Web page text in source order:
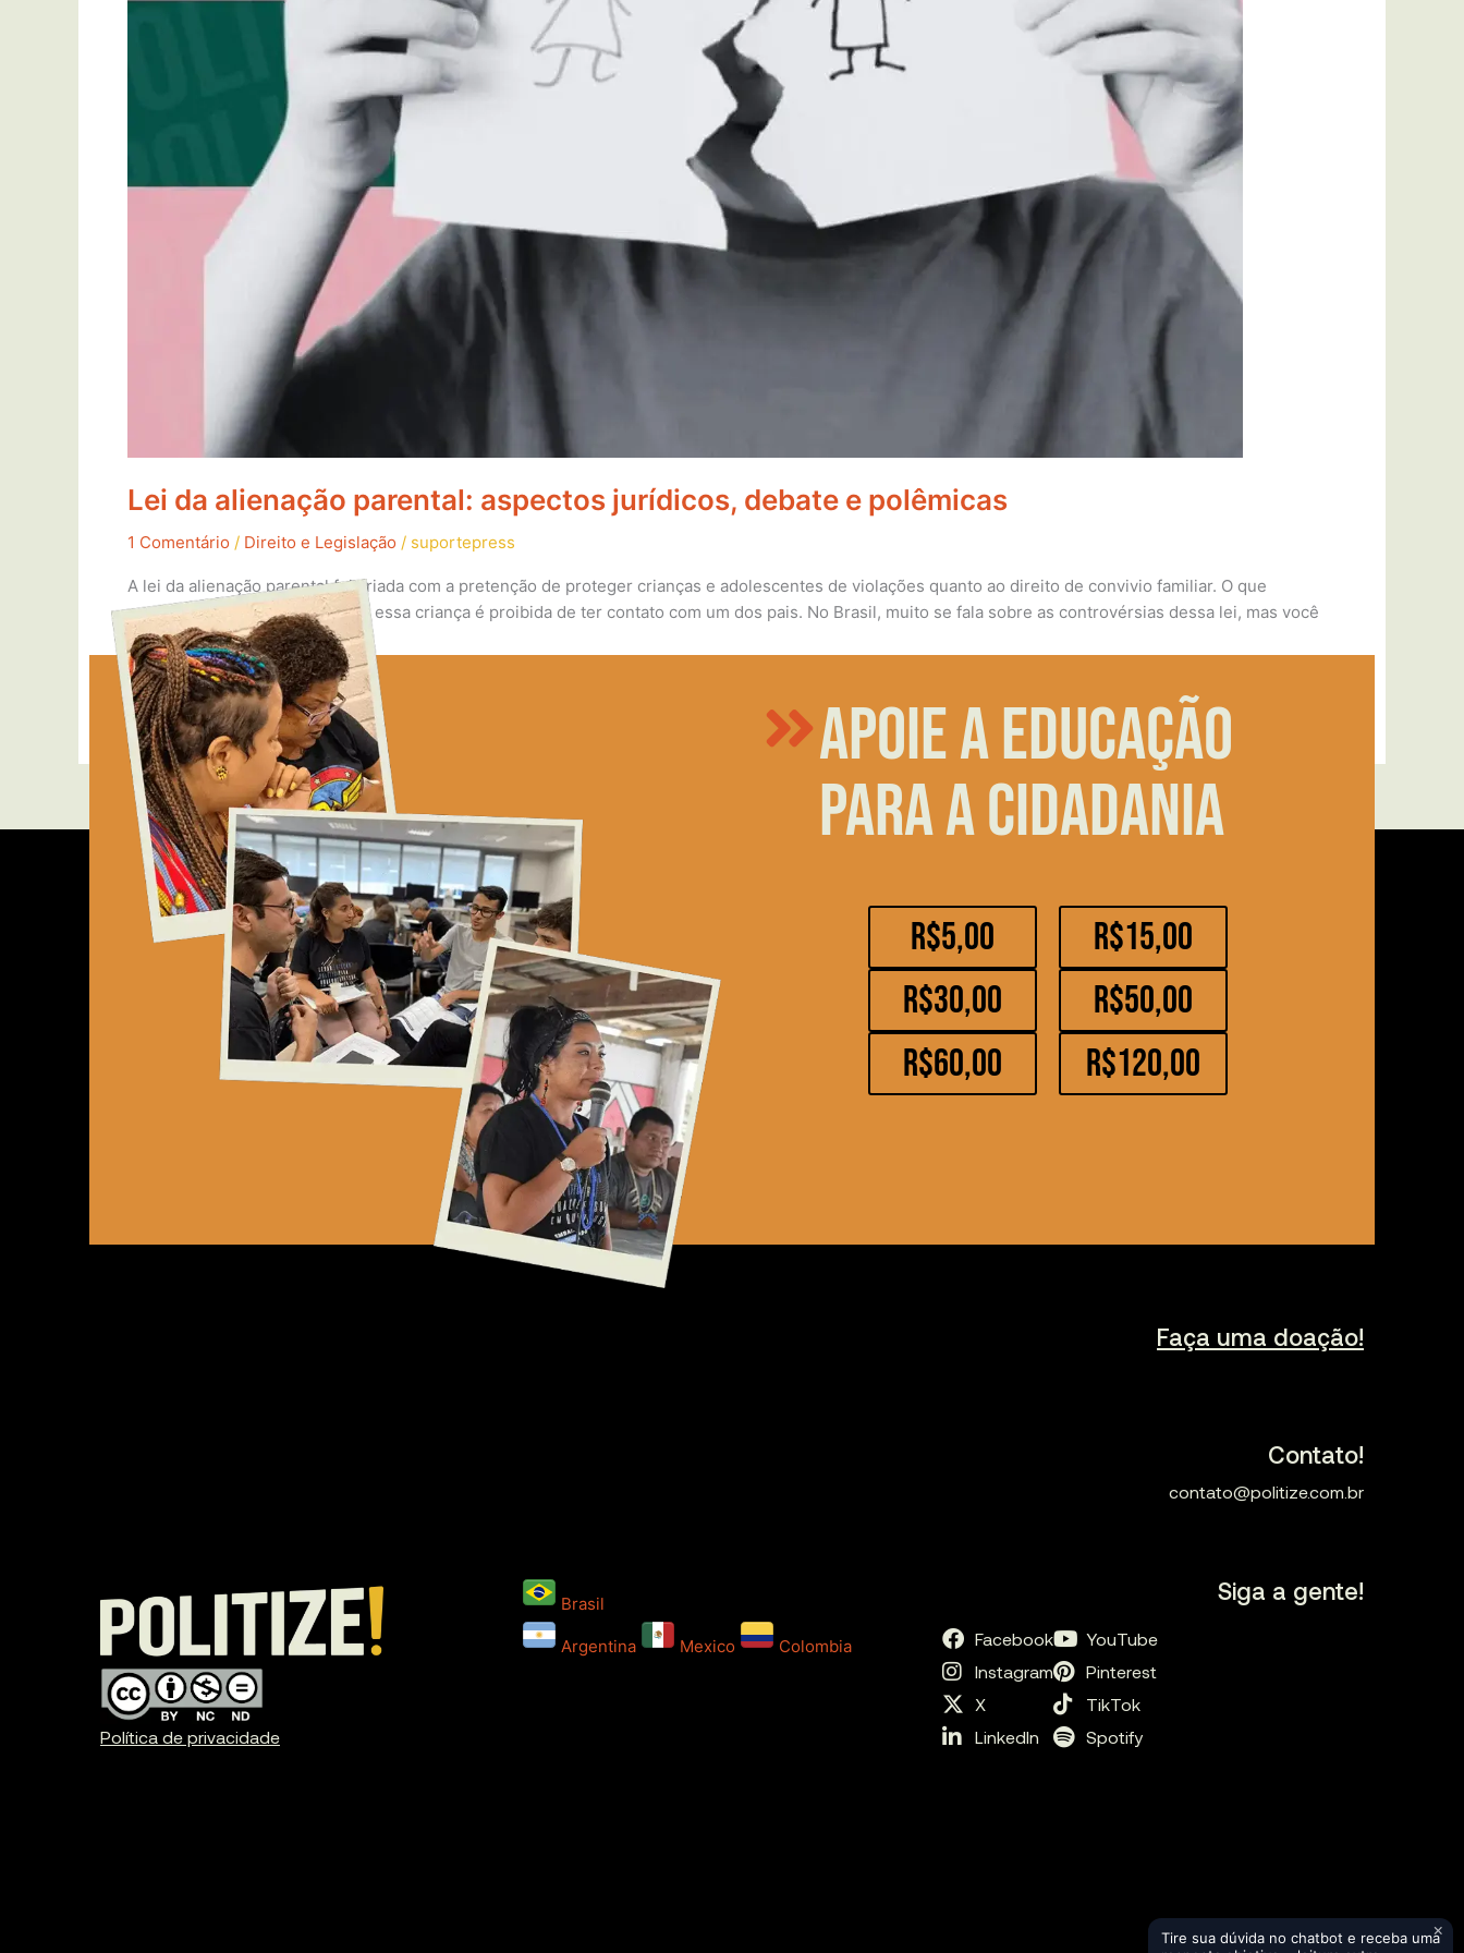
Lei da alienação parental: aspectos jurídicos, debate e polêmicas
1 Comentário / Direito e Legislação / suportepress
A lei da alienação parental foi criada com a pretenção de proteger crianças e adolescentes de violações quanto ao direito de convivio familiar. O que
acontece, por exemplo, quando essa criança é proibida de ter contato com um dos pais. No Brasil, muito se fala sobre as controvérsias dessa lei, mas você
sabe de onde […]
Read More »
Apoie a educação
para a cidadania
R$5,00
R$30,00
R$60,00
R$15,00
R$50,00
R$120,00
Faça uma doação!
Contato!
contato@politize.com.br
Política de privacidade
Brasil
Argentina Mexico Colombia
Siga a gente!
Facebook
Instagram
X
LinkedIn
YouTube
Pinterest
TikTok
Spotify
Tire sua dúvida no chatbot e receba uma×